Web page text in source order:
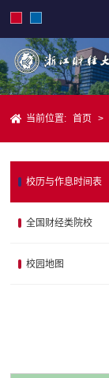
当前位置: 首页 >
校历与作息时间表
全国财经类院校
校园地图